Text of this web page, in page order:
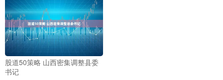
股道50策略 山西密集调整县委
书记